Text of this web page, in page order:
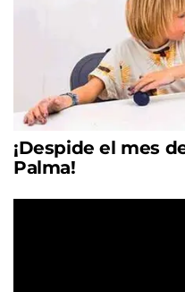
¡Despide el mes
Palma!